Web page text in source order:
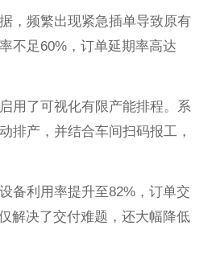
，频繁出现紧急插单导致原有
不足60%，订单延期率高达
用了可视化有限产能排程。系
排产，并结合车间扫码报工，
备利用率提升至82%，订单交
解决了交付难题，还大幅降低